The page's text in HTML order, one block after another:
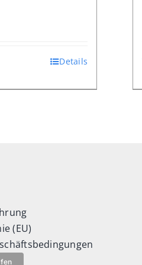
Details
(EU)